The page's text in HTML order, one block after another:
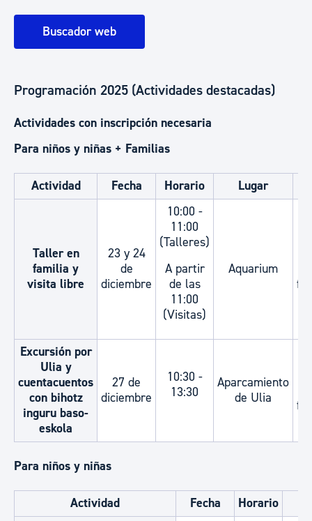
Buscador web
Programación 2025 (Actividades destacadas)
Actividades con inscripción necesaria
Para niños y niñas + Familias
Actividad Fecha Horario Lugar
Taller en
familia y
visita libre
23 y 24
de
diciembre
10:00 -
11:00
(Talleres)
A partir
de las
11:00
(Visitas)
Aquarium
Excursión por
Ulia y
cuentacuentos
con bihotz
inguru baso-
eskola
27 de
diciembre
10:30 -
13:30
Aparcamiento
de Ulia
Para niños y niñas
Actividad Fecha Horario